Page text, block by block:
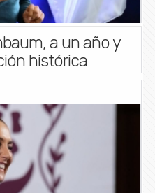
a un año y
histórica